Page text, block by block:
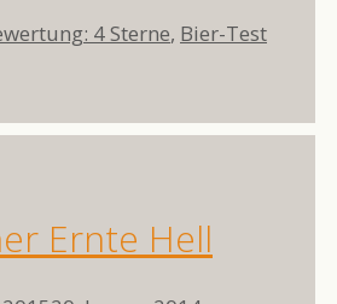
4 Sterne, Bier-Test
Ernte Hell